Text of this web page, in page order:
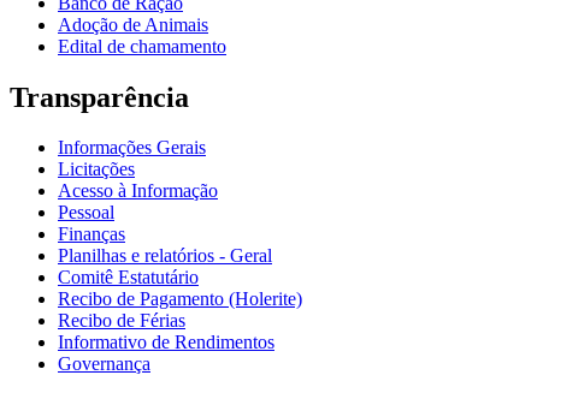
Adoção de Animais
Edital de chamamento
Transparência
Informações Gerais
Licitações
Acesso à Informação
Pessoal
Finanças
Planilhas e relatórios - Geral
Comitê Estatutário
Recibo de Pagamento (Holerite)
Recibo de Férias
Informativo de Rendimentos
Governança